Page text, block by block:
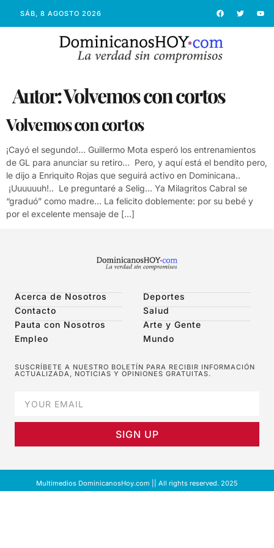
SÁB, 8 AGOSTO 2026
Autor:Volvemos con cortos
Volvemos con cortos
¡Cayó el segundo!… Guillermo Mota esperó los entrenamientos
de GL para anunciar su retiro… Pero, y aquí está el bendito pero,
le dijo a Enriquito Rojas que seguirá activo en Dominicana..
¡Uuuuuuh!.. Le preguntaré a Selig… Ya Milagritos Cabral se
“graduó” como madre… La felicito doblemente: por su bebé y
por el excelente mensaje de […]
Acerca de Nosotros
Contacto
Pauta con Nosotros
Empleo
Deportes
Salud
Arte y Gente
Mundo
SUSCRÍBETE A NUESTRO BOLETÍN PARA RECIBIR INFORMACIÓN
ACTUALIZADA, NOTICIAS Y OPINIONES GRATUITAS.
SIGN UP
Multimedios DominicanosHoy.com || All rights reserved. 2025